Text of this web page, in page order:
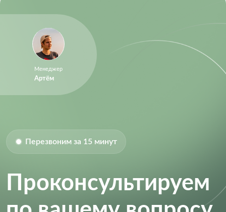
Менеджер
Артём
Перезвоним за 15 минут
Проконсультируем